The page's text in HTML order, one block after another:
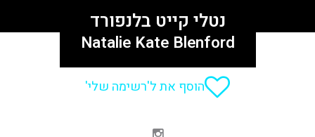
נטלי קייט בלנפורד
Natalie Kate Blenford
הוסף את ל'רשימה שלי'